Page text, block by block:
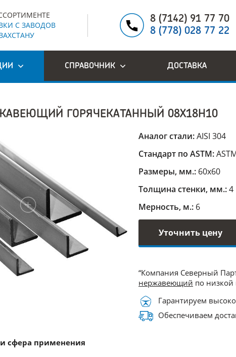
С ЗАВОДОВ
8 (7142) 91 77 70
8 (778) 028 77 22
СПРАВОЧНИК ДОСТАВКА
ГОРЯЧЕКАТАННЫЙ 08Х18Н10
Аналог стали:AISI 304
Стандарт по ASTM:
Размеры, мм.: 60х60
Толщина стенки, мм.:4
Мерность, м.: 6
Уточнить цену
“Компания Северный
нержавеющий по низкой
Гарантируем
Обеспечиваем
сфера применения